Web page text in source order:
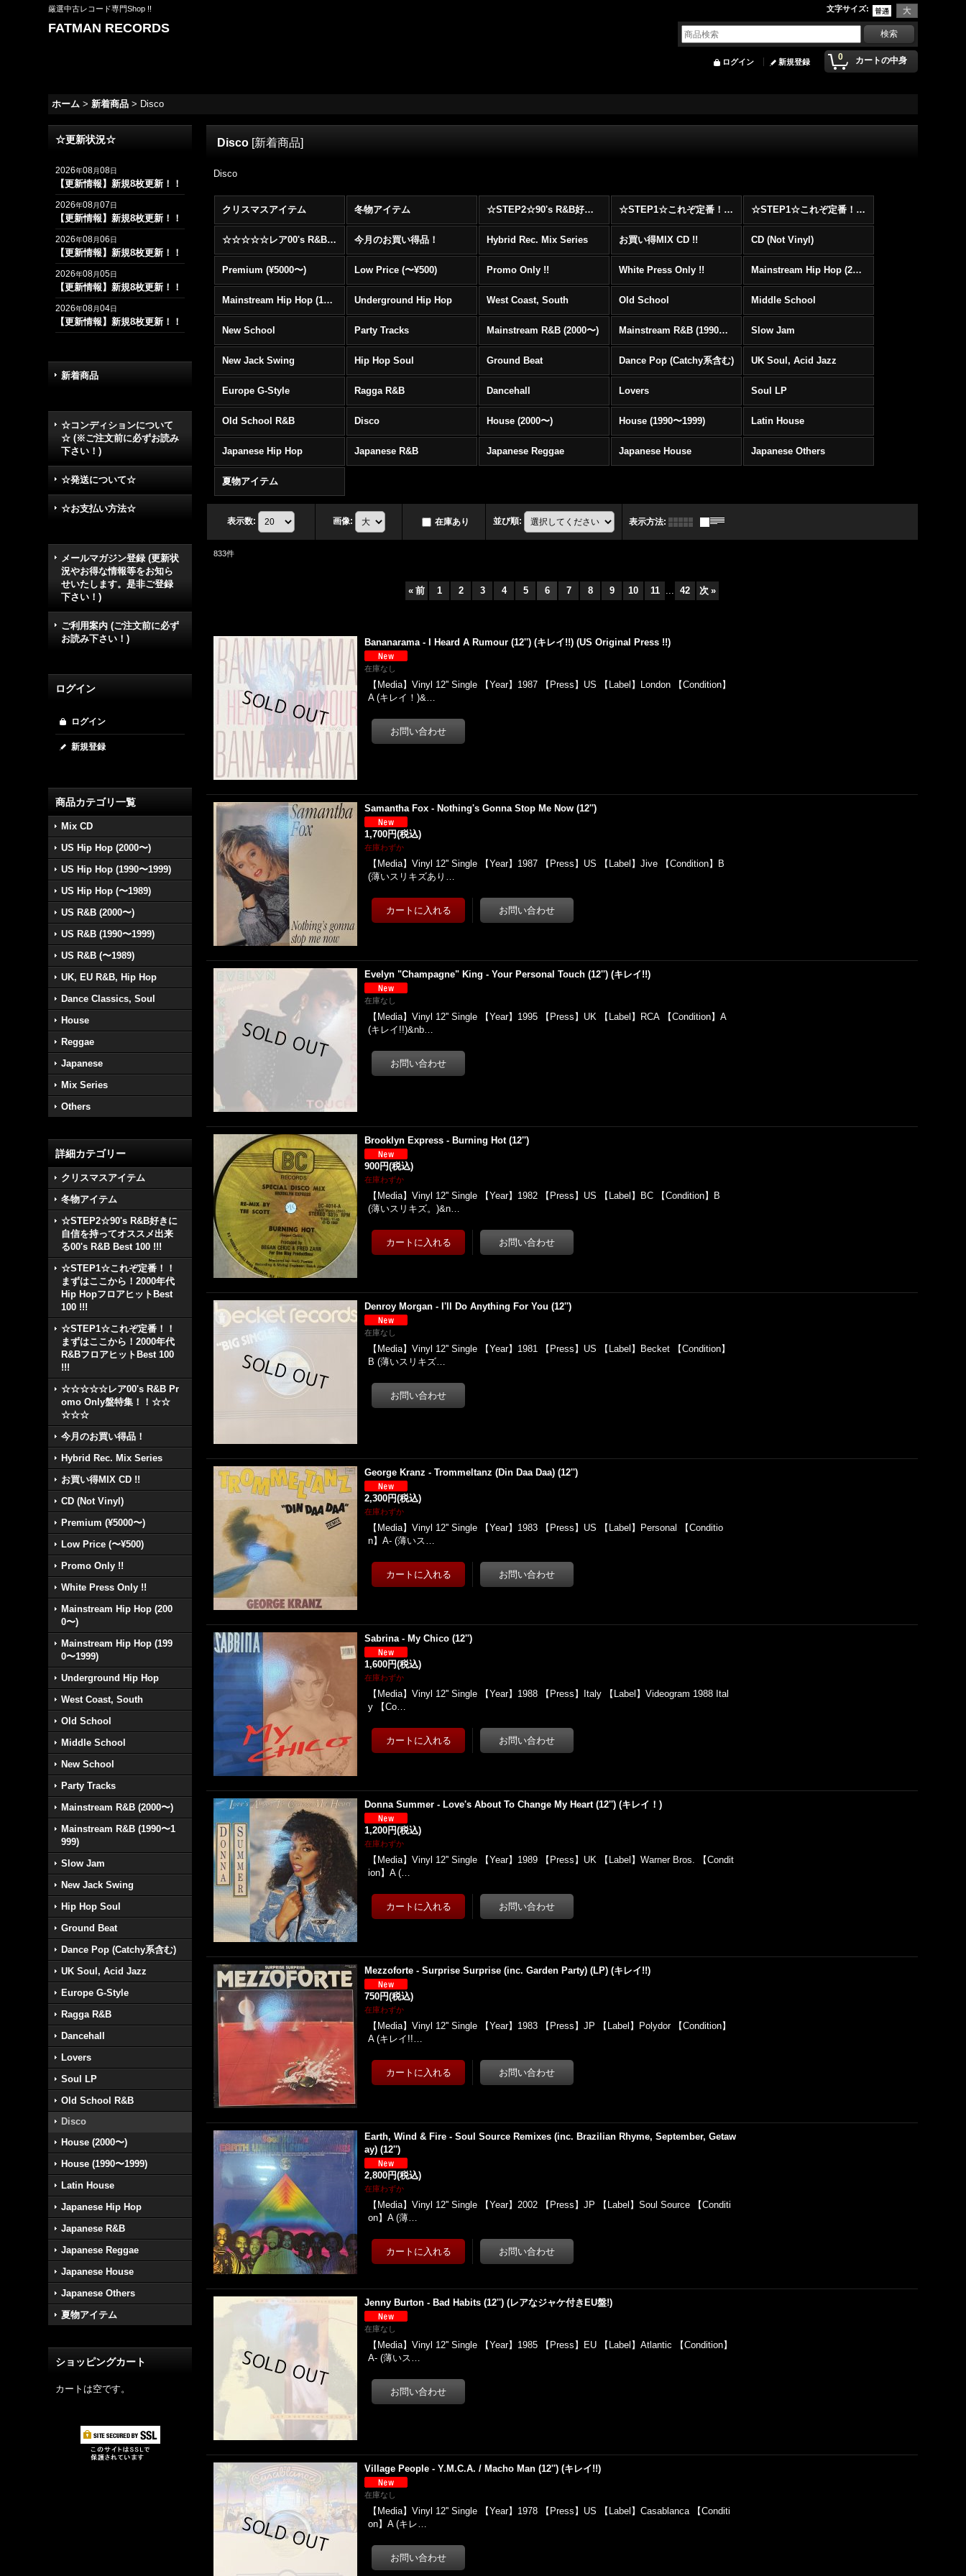
厳選中古レコード専門Shop !! 文字サイズ:
FATMAN RECORDS
0 カートの中身
ログイン 新規登録
ホーム > 新着商品 > Disco
☆更新状況☆
2026年08月08日
【更新情報】新規8枚更新！！
2026年08月07日
【更新情報】新規8枚更新！！
2026年08月06日
【更新情報】新規8枚更新！！
2026年08月05日
【更新情報】新規8枚更新！！
2026年08月04日
【更新情報】新規8枚更新！！
新着商品
☆コンディションについて
☆ (※ご注文前に必ずお読み
下さい！)
☆発送について☆
☆お支払い方法☆
メールマガジン登録 (更新状
況やお得な情報等をお知ら
せいたします。是非ご登録
下さい！)
ご利用案内 (ご注文前に必ず
お読み下さい！)
ログイン
ログイン
新規登録
商品カテゴリ一覧
Mix CD
US Hip Hop (2000〜)
US Hip Hop (1990〜1999)
US Hip Hop (〜1989)
US R&B (2000〜)
US R&B (1990〜1999)
US R&B (〜1989)
UK, EU R&B, Hip Hop
Dance Classics, Soul
House
Reggae
Japanese
Mix Series
Others
詳細カテゴリー
クリスマスアイテム
冬物アイテム
☆STEP2☆90's R&B好きに
自信を持ってオススメ出来
る00's R&B Best 100 !!!
☆STEP1☆これぞ定番！！
まずはここから！2000年代
Hip HopフロアヒットBest
100 !!!
☆STEP1☆これぞ定番！！
まずはここから！2000年代
R&BフロアヒットBest 100
!!!
☆☆☆☆☆レア00's R&B Pr
omo Only盤特集！！☆☆
☆☆☆
今月のお買い得品！
Hybrid Rec. Mix Series
お買い得MIX CD !!
CD (Not Vinyl)
Premium (¥5000〜)
Low Price (〜¥500)
Promo Only !!
White Press Only !!
Mainstream Hip Hop (200
0〜)
Mainstream Hip Hop (199
0〜1999)
Underground Hip Hop
West Coast, South
Old School
Middle School
New School
Party Tracks
Mainstream R&B (2000〜)
Mainstream R&B (1990〜1
999)
Slow Jam
New Jack Swing
Hip Hop Soul
Ground Beat
Dance Pop (Catchy系含む)
UK Soul, Acid Jazz
Europe G-Style
Ragga R&B
Dancehall
Lovers
Soul LP
Old School R&B
Disco
House (2000〜)
House (1990〜1999)
Latin House
Japanese Hip Hop
Japanese R&B
Japanese Reggae
Japanese House
Japanese Others
夏物アイテム
ショッピングカート
カートは空です。
Disco [新着商品]
Disco
クリスマスアイテム 冬物アイテム ☆STEP2☆90's R&B好きに自信を持ってオススメ出来る00's R&B Best 100 !!! ☆STEP1☆これぞ定番！！まずはここから！2000年代Hip HopフロアヒットBest 100 !!! ☆STEP1☆これぞ定番！！まずはここから！2000年代R&BフロアヒットBest 100 !!!
☆☆☆☆☆レア00's R&B Promo Only盤特集！！☆☆☆☆☆ 今月のお買い得品！ Hybrid Rec. Mix Series お買い得MIX CD !! CD (Not Vinyl)
Premium (¥5000〜) Low Price (〜¥500) Promo Only !! White Press Only !! Mainstream Hip Hop (2000〜)
Mainstream Hip Hop (1990〜1999) Underground Hip Hop West Coast, South Old School Middle School
New School Party Tracks Mainstream R&B (2000〜) Mainstream R&B (1990〜1999) Slow Jam
New Jack Swing Hip Hop Soul Ground Beat Dance Pop (Catchy系含む) UK Soul, Acid Jazz
Europe G-Style Ragga R&B Dancehall Lovers Soul LP
Old School R&B Disco House (2000〜) House (1990〜1999) Latin House
Japanese Hip Hop Japanese R&B Japanese Reggae Japanese House Japanese Others
夏物アイテム
表示数: 画像: 在庫あり 並び順: 表示方法:
833件
« 前 1 2 3 4 5 6 7 8 9 10 11 ... 42 次 »
Bananarama - I Heard A Rumour (12'') (キレイ!!) (US Original Press !!)
在庫なし
【Media】Vinyl 12'' Single 【Year】1987 【Press】US 【Label】London 【Condition】
A (キレイ！)&…
Samantha Fox - Nothing's Gonna Stop Me Now (12'')
1,700円(税込)
在庫わずか
【Media】Vinyl 12'' Single 【Year】1987 【Press】US 【Label】Jive 【Condition】B
(薄いスリキズあり…
Evelyn "Champagne" King - Your Personal Touch (12'') (キレイ!!)
在庫なし
【Media】Vinyl 12'' Single 【Year】1995 【Press】UK 【Label】RCA 【Condition】A
(キレイ!!)&nb…
Brooklyn Express - Burning Hot (12'')
900円(税込)
在庫わずか
【Media】Vinyl 12'' Single 【Year】1982 【Press】US 【Label】BC 【Condition】B
(薄いスリキズ。)&n…
Denroy Morgan - I'll Do Anything For You (12'')
在庫なし
【Media】Vinyl 12'' Single 【Year】1981 【Press】US 【Label】Becket 【Condition】
B (薄いスリキズ…
George Kranz - Trommeltanz (Din Daa Daa) (12'')
2,300円(税込)
在庫わずか
【Media】Vinyl 12'' Single 【Year】1983 【Press】US 【Label】Personal 【Conditio
n】A- (薄いス…
Sabrina - My Chico (12'')
1,600円(税込)
在庫わずか
【Media】Vinyl 12'' Single 【Year】1988 【Press】Italy 【Label】Videogram 1988 Ital
y 【Co…
Donna Summer - Love's About To Change My Heart (12'') (キレイ！)
1,200円(税込)
在庫わずか
【Media】Vinyl 12'' Single 【Year】1989 【Press】UK 【Label】Warner Bros. 【Condit
ion】A (…
Mezzoforte - Surprise Surprise (inc. Garden Party) (LP) (キレイ!!)
750円(税込)
在庫わずか
【Media】Vinyl 12'' Single 【Year】1983 【Press】JP 【Label】Polydor 【Condition】
A (キレイ!!…
Earth, Wind & Fire - Soul Source Remixes (inc. Brazilian Rhyme, September, Getaw
ay) (12'')
2,800円(税込)
在庫わずか
【Media】Vinyl 12'' Single 【Year】2002 【Press】JP 【Label】Soul Source 【Conditi
on】A (薄…
Jenny Burton - Bad Habits (12'') (レアなジャケ付きEU盤!)
在庫なし
【Media】Vinyl 12'' Single 【Year】1985 【Press】EU 【Label】Atlantic 【Condition】
A- (薄いス…
Village People - Y.M.C.A. / Macho Man (12'') (キレイ!!)
在庫なし
【Media】Vinyl 12'' Single 【Year】1978 【Press】US 【Label】Casablanca 【Conditi
on】A (キレ…